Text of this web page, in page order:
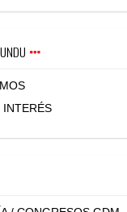
INTERÉS